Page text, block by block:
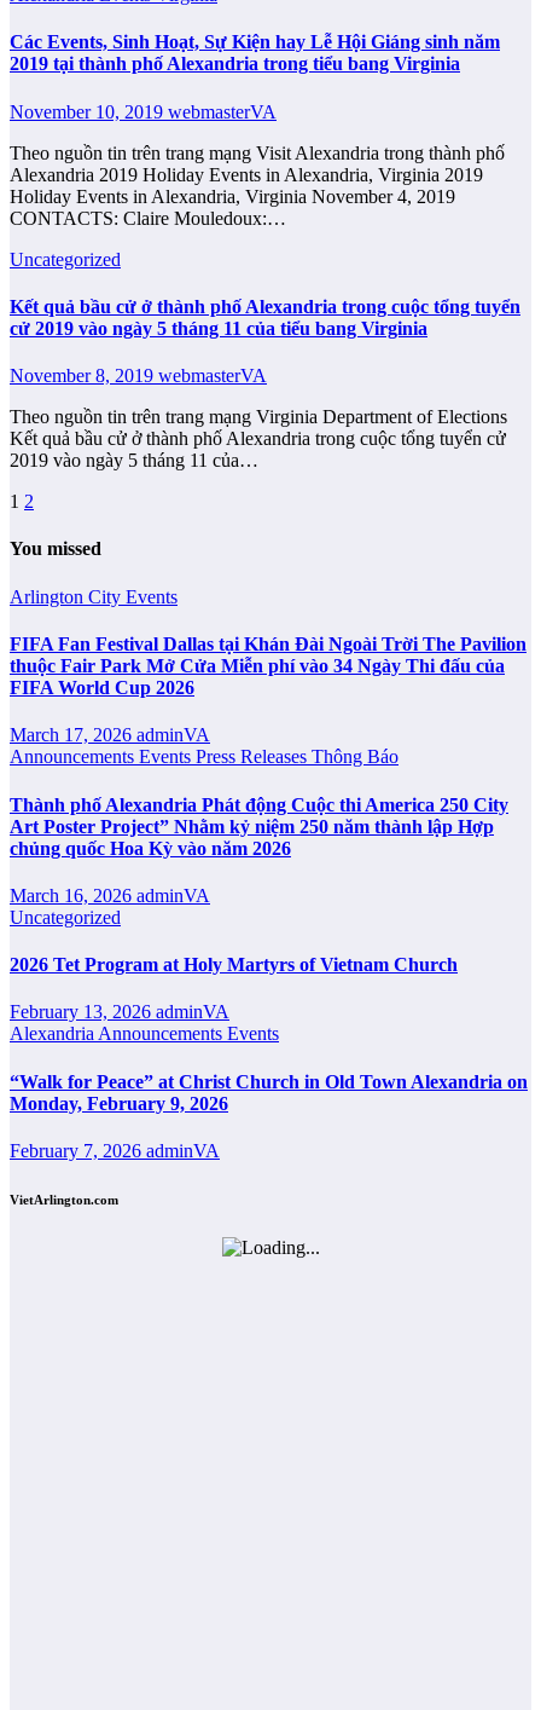
Các Events, Sinh Hoạt, Sự Kiện hay Lễ Hội Giáng sinh năm
2019 tại thành phố Alexandria trong tiểu bang Virginia
November 10, 2019 webmasterVA
Theo nguồn tin trên trang mạng Visit Alexandria trong thành phố
Alexandria 2019 Holiday Events in Alexandria, Virginia 2019
Holiday Events in Alexandria, Virginia November 4, 2019
CONTACTS: Claire Mouledoux:…
Uncategorized
Kết quả bầu cử ở thành phố Alexandria trong cuộc tổng tuyển
cử 2019 vào ngày 5 tháng 11 của tiểu bang Virginia
November 8, 2019 webmasterVA
Theo nguồn tin trên trang mạng Virginia Department of Elections
Kết quả bầu cử ở thành phố Alexandria trong cuộc tổng tuyển cử
2019 vào ngày 5 tháng 11 của…
Posts
pagination
1 2
You missed
Arlington City Events
FIFA Fan Festival Dallas tại Khán Đài Ngoài Trời The Pavilion
thuộc Fair Park Mở Cửa Miễn phí vào 34 Ngày Thi đấu của
FIFA World Cup 2026
March 17, 2026 adminVA
Announcements Events Press Releases Thông Báo
Thành phố Alexandria Phát động Cuộc thi America 250 City
Art Poster Project” Nhằm kỷ niệm 250 năm thành lập Hợp
chủng quốc Hoa Kỳ vào năm 2026
March 16, 2026 adminVA
Uncategorized
2026 Tet Program at Holy Martyrs of Vietnam Church
February 13, 2026 adminVA
Alexandria Announcements Events
“Walk for Peace” at Christ Church in Old Town Alexandria on
Monday, February 9, 2026
February 7, 2026 adminVA
VietArlington.com